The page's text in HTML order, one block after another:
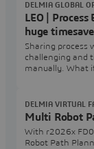
LEO |
huge
Sharing process
challenging and
manually. What
DELMIA GLOBAL
Multi Robot
With r2026x
Robot Path
DELMIA VIRTUAL